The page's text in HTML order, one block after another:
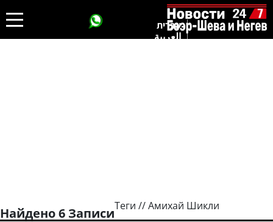
עברית
العربية
Теги // Амихай Шикли
Найдено 6 Записи